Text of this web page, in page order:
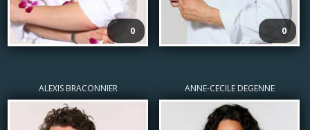
0 0
ALEXIS BRACONNIER ANNE-CECILE DEGENNE